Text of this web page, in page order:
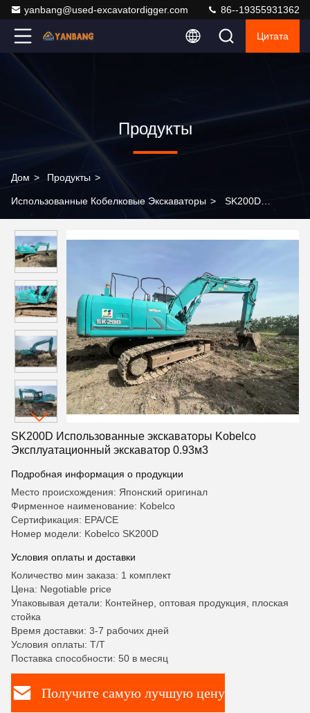
yanbang@used-excavatordigger.com 86--19355931362
Цитата
Продукты
Дом > Продукты >
Использованные Кобелковые Экскаваторы > SK200D
экскаватор 0.93м3
SK200D Использованные экскаваторы Kobelco
Эксплуатационный экскаватор 0.93м3
Подробная информация о продукции
Место происхождения: Японский оригинал
Фирменное наименование: Kobelco
Сертификация: EPA/CE
Номер модели: Kobelco SK200D
Условия оплаты и доставки
Количество мин заказа: 1 комплект
Цена: Negotiable price
Упаковывая детали: Контейнер, оптовая продукция, плоская
стойка
Время доставки: 3-7 рабочих дней
Условия оплаты: T/T
Поставка способности: 50 в месяц
Получите самую лучшую цену